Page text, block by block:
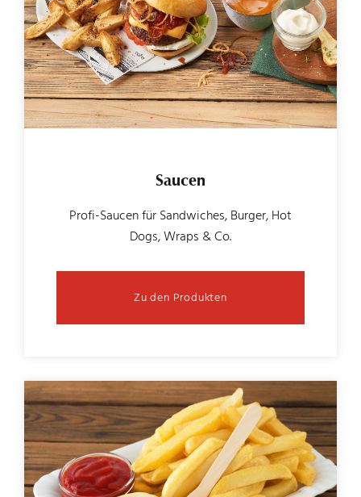
Saucen
Profi-Saucen für Sandwiches, Burger, Hot
Dogs, Wraps & Co.
Zu den Produkten